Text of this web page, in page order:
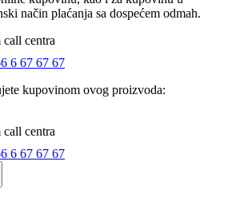
način plaćanja sa dospećem odmah.
centra
6 67 67 67
kupovinom ovog proizvoda:
centra
6 67 67 67